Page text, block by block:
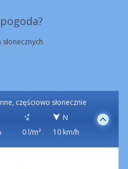
częściowo słonecznie
0 l/m²
N
10 km/h